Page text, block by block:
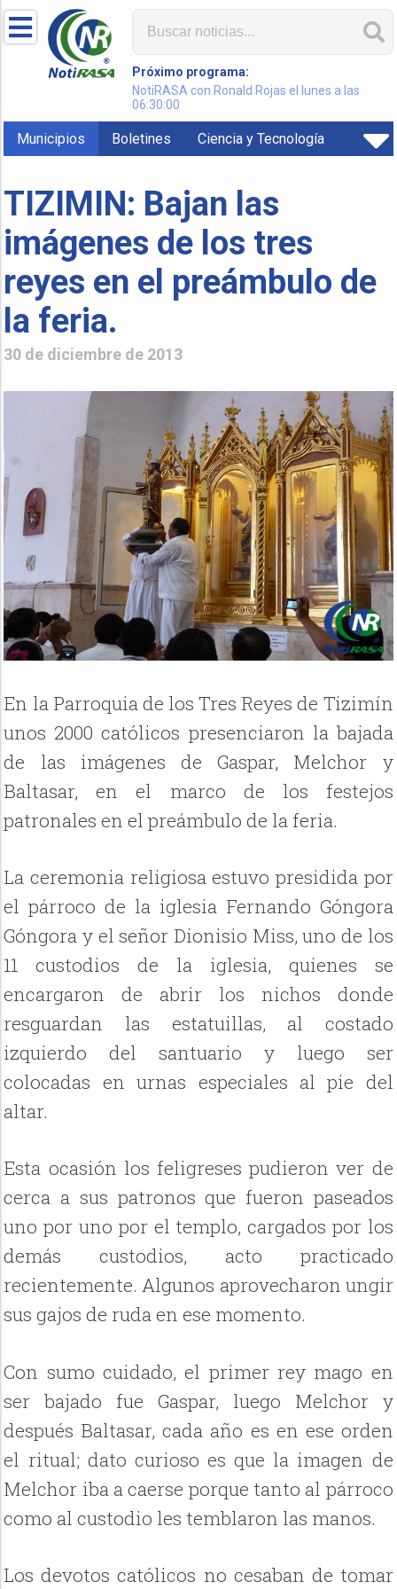
Próximo programa:
NotiRASA con Ronald Rojas el lunes a las
06:30:00
Municipios Boletines Ciencia y Tecnología
TIZIMIN: Bajan las
imágenes de los tres
reyes en el preámbulo de
la feria.
30 de diciembre de 2013
En la Parroquia de los Tres Reyes de Tizimín
unos 2000 católicos presenciaron la bajada
de las imágenes de Gaspar, Melchor y
Baltasar, en el marco de los festejos
patronales en el preámbulo de la feria.
La ceremonia religiosa estuvo presidida por
el párroco de la iglesia Fernando Góngora
Góngora y el señor Dionisio Miss, uno de los
11 custodios de la iglesia, quienes se
encargaron de abrir los nichos donde
resguardan las estatuillas, al costado
izquierdo del santuario y luego ser
colocadas en urnas especiales al pie del
altar.
Esta ocasión los feligreses pudieron ver de
cerca a sus patronos que fueron paseados
uno por uno por el templo, cargados por los
demás custodios, acto practicado
recientemente. Algunos aprovecharon ungir
sus gajos de ruda en ese momento.
Con sumo cuidado, el primer rey mago en
ser bajado fue Gaspar, luego Melchor y
después Baltasar, cada año es en ese orden
el ritual; dato curioso es que la imagen de
Melchor iba a caerse porque tanto al párroco
como al custodio les temblaron las manos.
Los devotos católicos no cesaban de tomar